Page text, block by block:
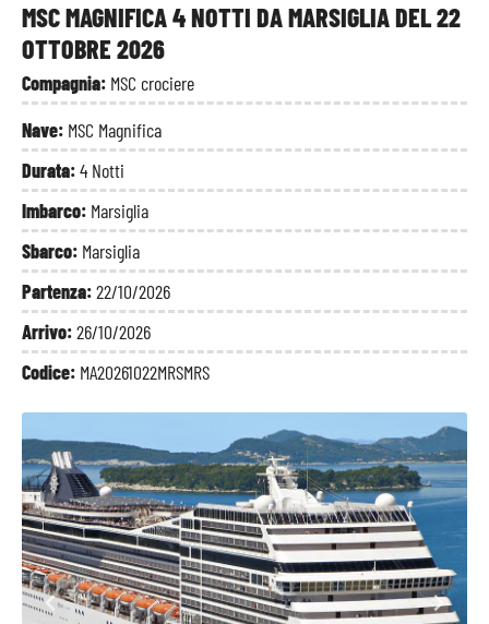
MSC MAGNIFICA 4 NOTTI DA MARSIGLIA DEL 22
OTTOBRE 2026
Compagnia: MSC crociere
Nave: MSC Magnifica
Durata:4 Notti
Imbarco: Marsiglia
Sbarco: Marsiglia
Partenza:22/10/2026
Arrivo:26/10/2026
Codice: MA20261022MRSMRS